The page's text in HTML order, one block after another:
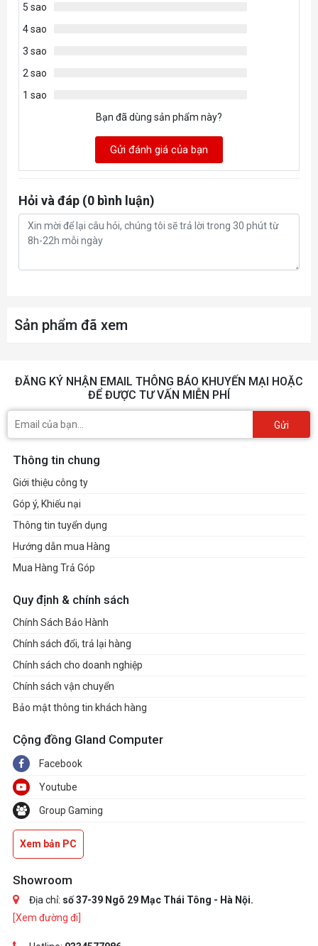
5 sao
4 sao
3 sao
2 sao
1 sao
Bạn đã dùng sản phẩm này?
Gửi đánh giá của bạn
Hỏi và đáp (0 bình luận)
Sản phẩm đã xem
ĐĂNG KÝ NHẬN EMAIL THÔNG BÁO KHUYẾN MẠI HOẶC
ĐỂ ĐƯỢC TƯ VẤN MIỄN PHÍ
Gửi
Thông tin chung
Giới thiệu công ty
Góp ý, Khiếu nại
Thông tin tuyển dụng
Hướng dẫn mua Hàng
Mua Hàng Trả Góp
Quy định & chính sách
Chính Sách Bảo Hành
Chính sách đổi, trả lại hàng
Chính sách cho doanh nghiệp
Chính sách vận chuyển
Bảo mật thông tin khách hàng
Cộng đồng Gland Computer
Facebook
Youtube
Group Gaming
Xem bản PC
Showroom
Địa chỉ: số 37-39 Ngõ 29 Mạc Thái Tông - Hà Nội.
[Xem đường đi]